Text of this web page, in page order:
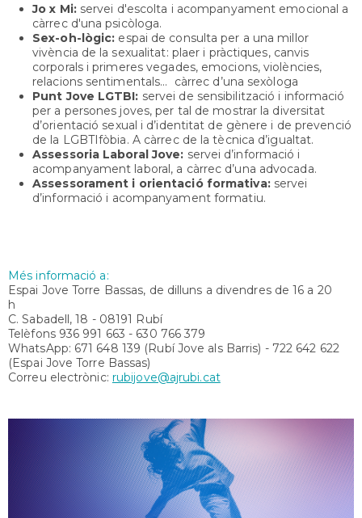
Jo x Mi: servei d'escolta i acompanyament emocional a
càrrec d'una psicòloga.
Sex-oh-lògic: espai de consulta per a una millor
vivència de la sexualitat: plaer i pràctiques, canvis
corporals i primeres vegades, emocions, violències,
relacions sentimentals... càrrec d’una sexòloga
Punt Jove LGTBI: servei de sensibilització i informació
per a persones joves, per tal de mostrar la diversitat
d’orientació sexual i d’identitat de gènere i de prevenció
de la LGBTIfòbia. A càrrec de la tècnica d’igualtat.
Assessoria Laboral Jove: servei d’informació i
acompanyament laboral, a càrrec d’una advocada.
Assessorament i orientació formativa: servei
d’informació i acompanyament formatiu.
Més informació a:
Espai Jove Torre Bassas, de dilluns a divendres de 16 a 20
h
C. Sabadell, 18 - 08191 Rubí
Telèfons 936 991 663 - 630 766 379
WhatsApp: 671 648 139 (Rubí Jove als Barris) - 722 642 622
(Espai Jove Torre Bassas)
Correu electrònic: rubijove@ajrubi.cat